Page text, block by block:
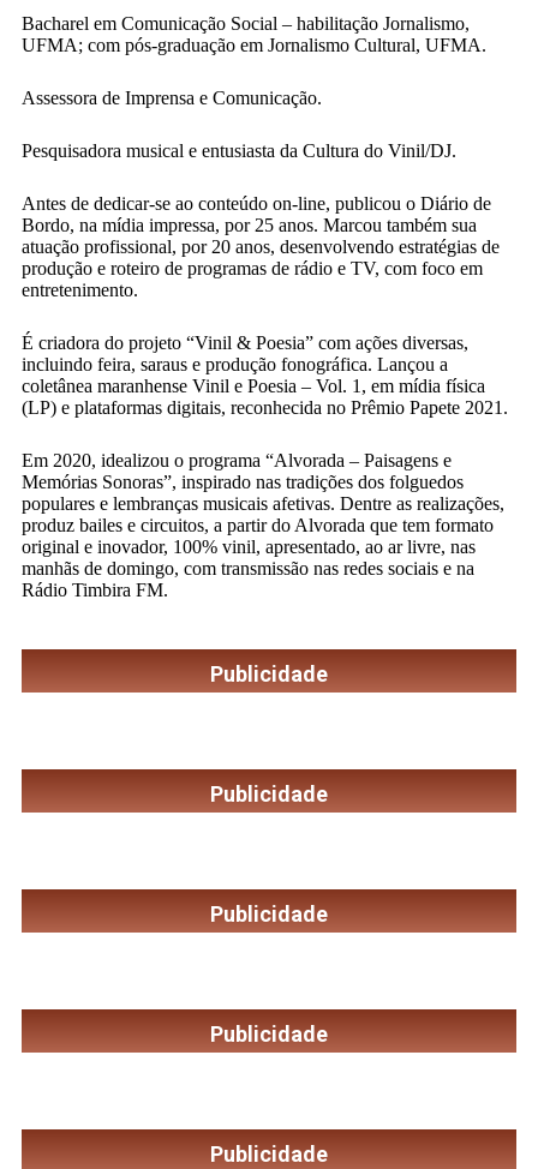
Bacharel em Comunicação Social – habilitação Jornalismo,
UFMA; com pós-graduação em Jornalismo Cultural, UFMA.
Assessora de Imprensa e Comunicação.
Pesquisadora musical e entusiasta da Cultura do Vinil/DJ.
Antes de dedicar-se ao conteúdo on-line, publicou o Diário de
Bordo, na mídia impressa, por 25 anos. Marcou também sua
atuação profissional, por 20 anos, desenvolvendo estratégias de
produção e roteiro de programas de rádio e TV, com foco em
entretenimento.
É criadora do projeto “Vinil & Poesia” com ações diversas,
incluindo feira, saraus e produção fonográfica. Lançou a
coletânea maranhense Vinil e Poesia – Vol. 1, em mídia física
(LP) e plataformas digitais, reconhecida no Prêmio Papete 2021.
Em 2020, idealizou o programa “Alvorada – Paisagens e
Memórias Sonoras”, inspirado nas tradições dos folguedos
populares e lembranças musicais afetivas. Dentre as realizações,
produz bailes e circuitos, a partir do Alvorada que tem formato
original e inovador, 100% vinil, apresentado, ao ar livre, nas
manhãs de domingo, com transmissão nas redes sociais e na
Rádio Timbira FM.
Publicidade
Publicidade
Publicidade
Publicidade
Publicidade